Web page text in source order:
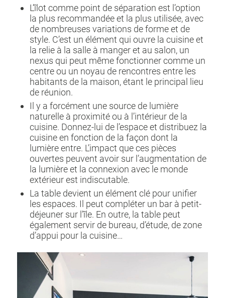
L’îlot comme point de séparation est l’option
la plus recommandée et la plus utilisée, avec
de nombreuses variations de forme et de
style. C’est un élément qui ouvre la cuisine et
la relie à la salle à manger et au salon, un
nexus qui peut même fonctionner comme un
centre ou un noyau de rencontres entre les
habitants de la maison, étant le principal lieu
de réunion.
Il y a forcément une source de lumière
naturelle à proximité ou à l’intérieur de la
cuisine. Donnez-lui de l’espace et distribuez la
cuisine en fonction de la façon dont la
lumière entre. L’impact que ces pièces
ouvertes peuvent avoir sur l’augmentation de
la lumière et la connexion avec le monde
extérieur est indiscutable.
La table devient un élément clé pour unifier
les espaces. Il peut compléter un bar à petit-
déjeuner sur l’île. En outre, la table peut
également servir de bureau, d’étude, de zone
d’appui pour la cuisine…